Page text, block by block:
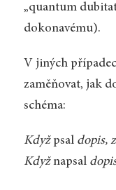
„quantum
dokonavému).
V jiných
zaměňovat, jak
schéma:
Kdyžpsal dopis,
Kdyžnapsal